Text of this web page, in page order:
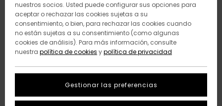
nuestros socios. Usted puede configurar sus opciones para
aceptar o rechazar las cookies sujetas a su
consentimiento, o bien, para rechazar las cookies cuando
no están sujetas a su consentimiento (como algunas
cookies de análisis). Para más información, consulte
nuestra política de cookies ypolítica de privacidad
Gestionar las preferencias